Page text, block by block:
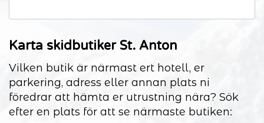
Karta skidbutiker St. Anton
Vilken butik är närmast ert hotell, er
parkering, adress eller annan plats ni
föredrar att hämta er utrustning nära? Sök
efter en plats för att se närmaste butiken: